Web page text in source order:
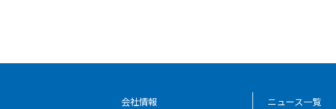
会社情報
ニュース一覧